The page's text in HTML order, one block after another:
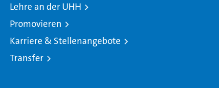
Lehre an der UHH
Promovieren
Karriere & Stellenangebote
Transfer